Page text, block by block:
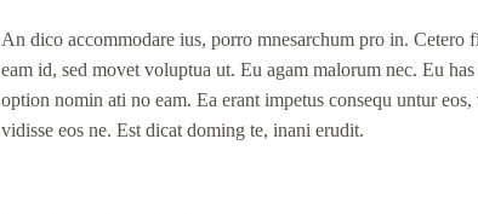
An dico accommodare ius, porro mnesarchum pro in. Cetero
eam id, sed movet voluptua ut. Eu agam malorum nec. Eu
option nomin ati no eam. Ea erant impetus consequ untur
vidisse eos ne. Est dicat doming te, inani erudit.